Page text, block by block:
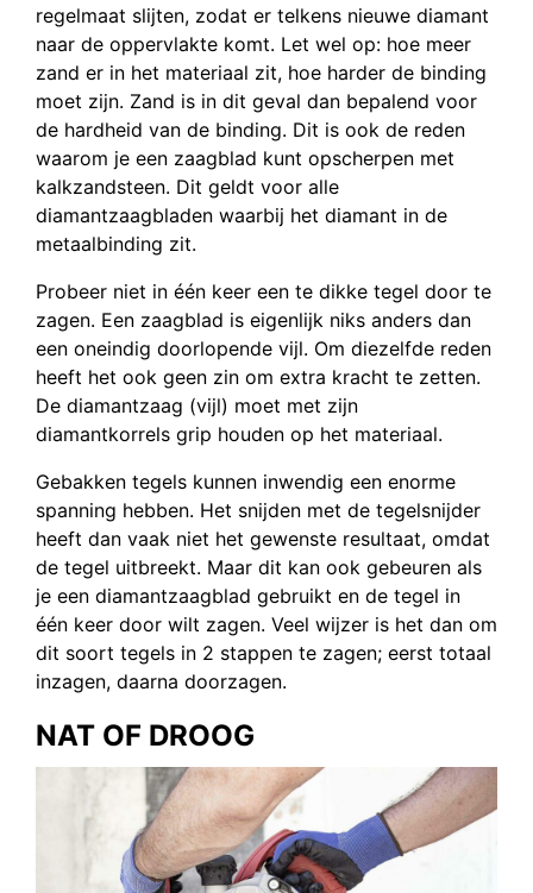
regelmaat slijten, zodat er telkens nieuwe diamant
naar de oppervlakte komt. Let wel op: hoe meer
zand er in het materiaal zit, hoe harder de binding
moet zijn. Zand is in dit geval dan bepalend voor
de hardheid van de binding. Dit is ook de reden
waarom je een zaagblad kunt opscherpen met
kalkzandsteen. Dit geldt voor alle
diamantzaagbladen waarbij het diamant in de
metaalbinding zit.
Probeer niet in één keer een te dikke tegel door te
zagen. Een zaagblad is eigenlijk niks anders dan
een oneindig doorlopende vijl. Om diezelfde reden
heeft het ook geen zin om extra kracht te zetten.
De diamantzaag (vijl) moet met zijn
diamantkorrels grip houden op het materiaal.
Gebakken tegels kunnen inwendig een enorme
spanning hebben. Het snijden met de tegelsnijder
heeft dan vaak niet het gewenste resultaat, omdat
de tegel uitbreekt. Maar dit kan ook gebeuren als
je een diamantzaagblad gebruikt en de tegel in
één keer door wilt zagen. Veel wijzer is het dan om
dit soort tegels in 2 stappen te zagen; eerst totaal
inzagen, daarna doorzagen.
NAT OF DROOG